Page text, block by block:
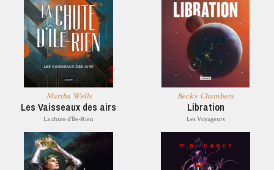
Martha Wells
Les Vaisseaux des airs
La chute d'Île-Rien
Becky Chambers
Libration
Les Voyageurs